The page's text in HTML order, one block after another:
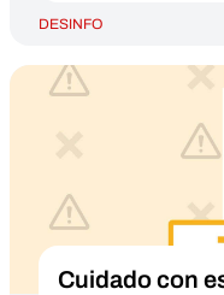
DESINFO
Cuidado con